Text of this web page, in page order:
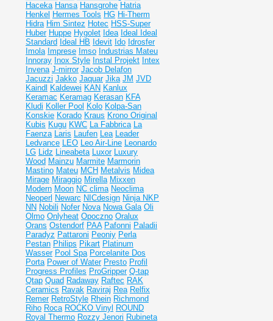
Haceka Hansa Hansgrohe Hatria
Henkel Hermes Tools HG Hi-Therm
Hidra Him Sintez Hotec HSS-Super
Huber Huppe Hygolet Idea Ideal
Ideal
Standard Ideal НВ Idevit Ido Idrosfer
Imola Imprese Imso Industrias Mateu
Innoray Inox Style Instal Projekt Intex
Invena J-mirror Jacob Delafon
Jacuzzi Jakko Jaquar Jika JM JVD
Kaindl
Kaldewei KAN Kanlux
Keramac Keramag Kerasan KFA
Kludi Koller Pool Kolo Kolpa-San
Konskie Korado Kraus Krono Original
Kubis Kugu KWC La Fabbrica La
Faenza Laris Laufen Lea Leader
Ledvance LEO Leo Air-Line Leonardo
LG Lidz Lineabeta Luxor Luxury
Wood Mainzu Marmite Marmorin
Mastino Mateu MCH Metalvis Midea
Mirage Miraggio Mirella Mixxen
Modern Moon NC clima Neoclima
Neoperl Newarc NICdesign Ninja NKP
NN Nobili Nofer Nova Nowa Gala Oli
Olmo Onlyheat Opoczno Oralux
Orans Ostendorf PAA Pafonni Paladii
Paradyz Pattaroni Peoniy Perla
Pestan Philips Pikart Platinum
Wasser Pool Spa Porcelanite Dos
Porta Power of Water Presto Profil
Progress Profiles ProGripper Q-tap
Qtap Quad Radaway Raftec RAK
Ceramics Ravak Raviraj Rea Relfix
Remer RetroStyle Rhein Richmond
Riho Roca ROCKO Vinyl ROUND
Royal Thermo Rozzy Jenori Rubineta